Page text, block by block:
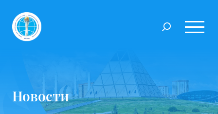
Новости